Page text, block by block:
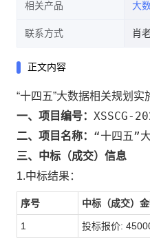
相关产品 大
联系方式 肖
正文内容
“十四五”大数据相关规划
一、项目编号： XSSCG-
二、项目名称： “十四五”
三、中标（成交）信息
1.中标结果：
序号 中标（成交）
1 投标报价: